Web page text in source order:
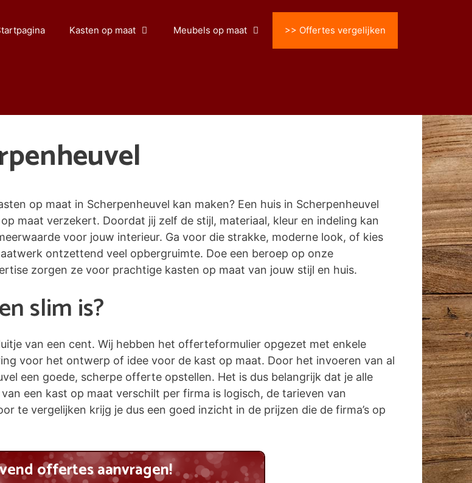
Kasten op maat Meubels op maat >> Offertes vergelijken
op maat in Scherpenheuvel kan maken? Een huis in Scherpenheuvel
maat verzekert. Doordat jij zelf de stijl, materiaal, kleur en indeling kan
voor jouw interieur. Ga voor die strakke, moderne look, of kies
ontzettend veel opbergruimte. Doe een beroep op onze
zorgen ze voor prachtige kasten op maat van jouw stijl en huis.
slim is?
van een cent. Wij hebben het offerteformulier opgezet met enkele
voor het ontwerp of idee voor de kast op maat. Door het invoeren van al
een goede, scherpe offerte opstellen. Het is dus belangrijk dat je alle
een kast op maat verschilt per firma is logisch, de tarieven van
te vergelijken krijg je dus een goed inzicht in de prijzen die de firma’s op
offertes aanvragen!